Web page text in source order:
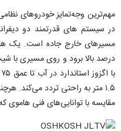
در سیستم ‌های قدرتمند دو
مقایسه با توانایی‌های فنی هاموی